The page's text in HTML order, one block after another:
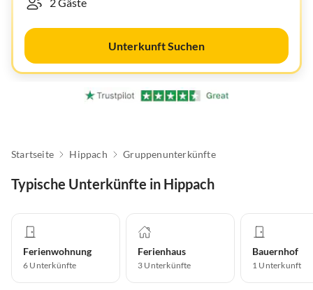
Unterkunft Suchen
Startseite Hippach Gruppenunterkünfte
Typische Unterkünfte in Hippach
Ferienwohnung
6 Unterkünfte
Ferienhaus
3 Unterkünfte
Bauernhof
1 Unterkunft